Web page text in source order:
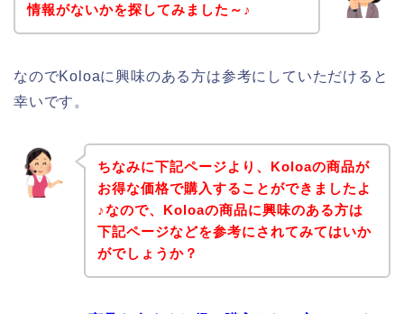
情報がないかを探してみました～♪
なのでKoloaに興味のある方は参考にしていただけると
幸いです。
ちなみに下記ページより、Koloaの商品が
お得な価格で購入することができましたよ
♪なので、Koloaの商品に興味のある方は
下記ページなどを参考にされてみてはいか
がでしょうか？